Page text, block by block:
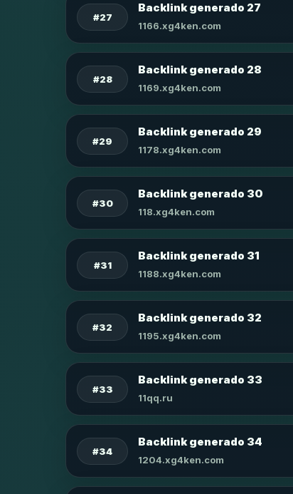
#27
Backlink generado 27
1166.xg4ken.com
#28
Backlink generado 28
1169.xg4ken.com
#29
Backlink generado 29
1178.xg4ken.com
#30
Backlink generado 30
118.xg4ken.com
#31
Backlink generado 31
1188.xg4ken.com
#32
Backlink generado 32
1195.xg4ken.com
#33
Backlink generado 33
11qq.ru
#34
Backlink generado 34
1204.xg4ken.com